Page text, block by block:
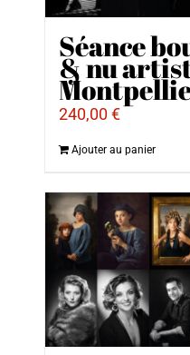
Séance
& nu
240,00€
Ajouter au panier